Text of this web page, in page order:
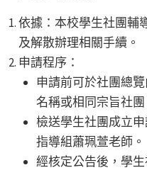
依據：本校學生社團輔
及解散辦理相關手續。
申請程序：
申請前可於社團總
名稱或相同宗旨社團
檢送學生社團成立
指導組蕭珮萱老師。
經核定公告後，學